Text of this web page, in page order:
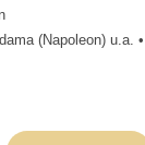
(Napoleon) u.a. •